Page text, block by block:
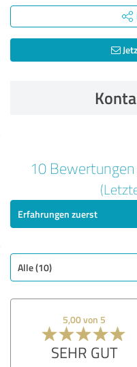
SEHR GUT
Nutzen
Leistungen
Durchführung
Methodik
Bewertung anzeigen
10
Erfahrungen zuerst
Alle (10)
5,00 von 5
SEHR GUT